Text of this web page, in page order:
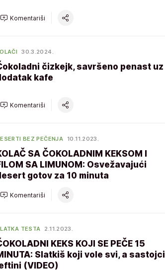
Komentariši
30.3.2024.
čizkejk, savršeno penast uz
kafe
Komentariši
BEZ PEČENJA 10.11.2023.
SA ČOKOLADNIM KEKSOM I
SA LIMUNOM: Osvežavajući
gotov za 10 minuta
Komentariši
TESTA 2.11.2023.
KEKS KOJI SE PEČE 15
Slatkiš koji vole svi, a sastojci
(VIDEO)